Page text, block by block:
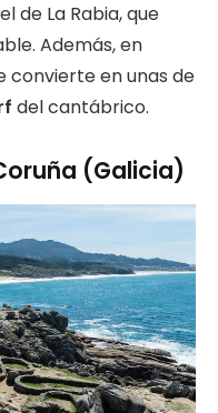
de La Rabia, que
Además, en
convierte en unas de
del cantábrico.
(Galicia)